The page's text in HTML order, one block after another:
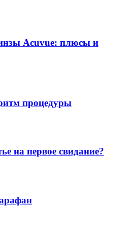
Acuvue: плюсы и
процедуры
на первое свидание?